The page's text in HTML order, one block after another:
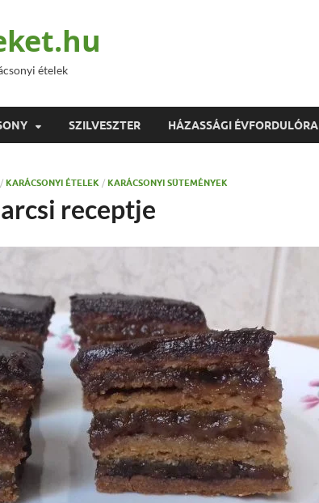
ételek
SZILVESZTER HÁZASSÁGI ÉVFORDULÓRA
/ KARÁCSONYI ÉTELEK / KARÁCSONYI SÜTEMÉNYEK
receptje